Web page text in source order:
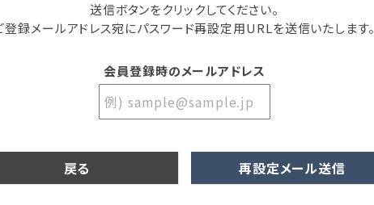
送信ボタンをクリックしてください。
登録メールアドレス宛にパスワード再設定用URLを送信いたします。
会員登録時のメールアドレス
戻る 再設定メール送信